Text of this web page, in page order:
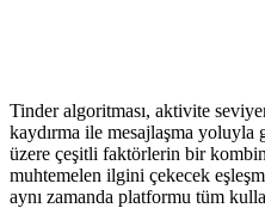
Tinder algoritması, aktivite
kaydırma ile mesajlaşma
üzere çeşitli faktörlerin bir
muhtemelen ilgini çekecek
aynı zamanda platformu tüm